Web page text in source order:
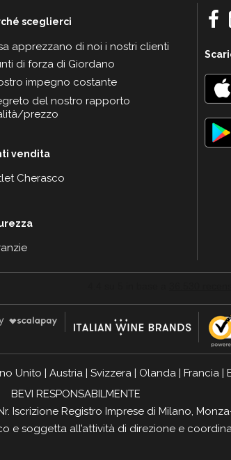
sceglierci
apprezzano di noi i nostri clienti
di forza di Giordano
impegno costante
del nostro rapporto
prezzo
vendita
Cherasco
Unito | Austria| Svizzera| Olanda| Francia|
BEVI RESPONSABILMENTE
Iscrizione Registro Imprese di Milano,
e soggetta all’attività di direzione e